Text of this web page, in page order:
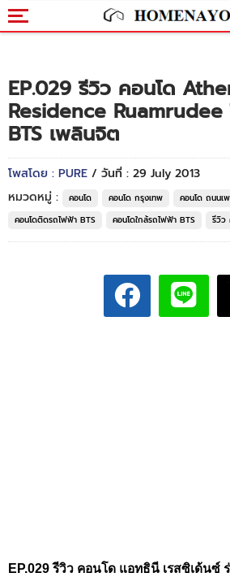
EP.029 รีวิว คอนโด
Residence Ruamrudee
BTS เพลินจิต
โพสโดย : PURE / วันที่ : 29 July 2013
หมวดหมู่ :
คอนโด คอนโด กรุงเทพ คอนโด ถนนเ
คอนโดติดรถไฟฟ้า BTS
คอนโดใกล้รถไฟฟ้า BTS รีวิว
EP.029 รีวิว คอนโด แอทธินี เรสซิเด้นซ์